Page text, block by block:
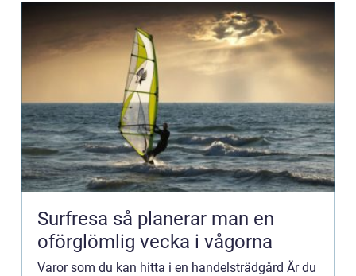
Surfresa så planerar man en
oförglömlig vecka i vågorna
Varor som du kan hitta i en handelsträdgård Är du